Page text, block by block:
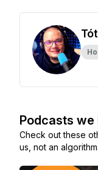
Podcasts we
Check out these
us, not an algorithm.